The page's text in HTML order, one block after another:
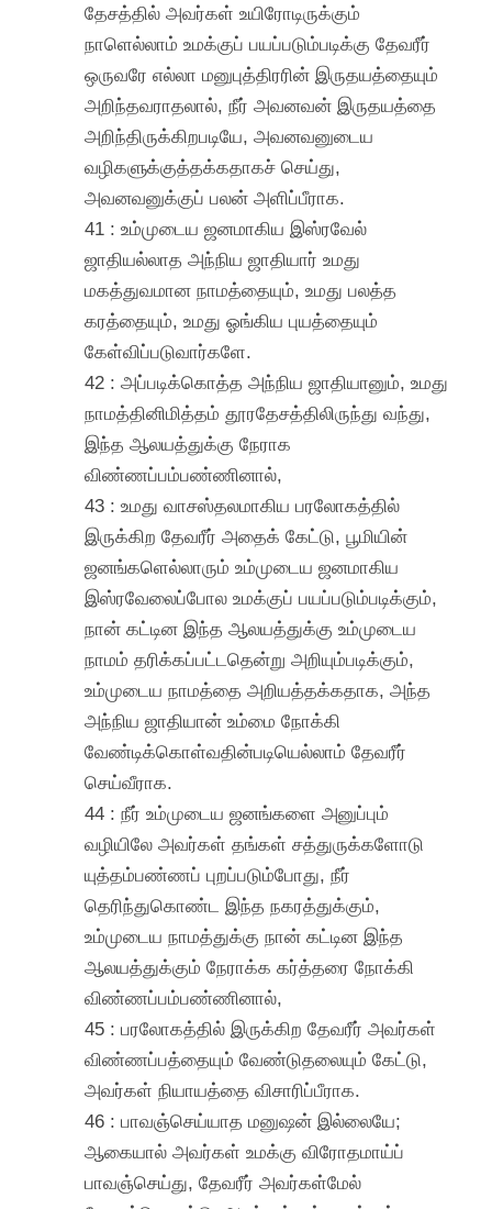
தேசத்தில் அவர்கள் உயிரோடிருக்கும்
நாளெல்லாம் உமக்குப் பயப்படும்படிக்கு தேவரீர்
ஒருவரே எல்லா மனுபுத்திரரின் இருதயத்தையும்
அறிந்தவராதலால், நீர் அவனவன் இருதயத்தை
அறிந்திருக்கிறபடியே, அவனவனுடைய
வழிகளுக்குத்தக்கதாகச் செய்து,
அவனவனுக்குப் பலன் அளிப்பீராக.
41 : உம்முடைய ஜனமாகிய இஸ்ரவேல்
ஜாதியல்லாத அந்நிய ஜாதியார் உமது
மகத்துவமான நாமத்தையும், உமது பலத்த
கரத்தையும், உமது ஓங்கிய புயத்தையும்
கேள்விப்படுவார்களே.
42 : அப்படிக்கொத்த அந்நிய ஜாதியானும், உமது
நாமத்தினிமித்தம் தூரதேசத்திலிருந்து வந்து,
இந்த ஆலயத்துக்கு நேராக
விண்ணப்பம்பண்ணினால்,
43 : உமது வாசஸ்தலமாகிய பரலோகத்தில்
இருக்கிற தேவரீர் அதைக் கேட்டு, பூமியின்
ஜனங்களெல்லாரும் உம்முடைய ஜனமாகிய
இஸ்ரவேலைப்போல உமக்குப் பயப்படும்படிக்கும்,
நான் கட்டின இந்த ஆலயத்துக்கு உம்முடைய
நாமம் தரிக்கப்பட்டதென்று அறியும்படிக்கும்,
உம்முடைய நாமத்தை அறியத்தக்கதாக, அந்த
அந்நிய ஜாதியான் உம்மை நோக்கி
வேண்டிக்கொள்வதின்படியெல்லாம் தேவரீர்
செய்வீராக.
44 : நீர் உம்முடைய ஜனங்களை அனுப்பும்
வழியிலே அவர்கள் தங்கள் சத்துருக்களோடு
யுத்தம்பண்ணப் புறப்படும்போது, நீர்
தெரிந்துகொண்ட இந்த நகரத்துக்கும்,
உம்முடைய நாமத்துக்கு நான் கட்டின இந்த
ஆலயத்துக்கும் நேராக்க கர்த்தரை நோக்கி
விண்ணப்பம்பண்ணினால்,
45 : பரலோகத்தில் இருக்கிற தேவரீர் அவர்கள்
விண்ணப்பத்தையும் வேண்டுதலையும் கேட்டு,
அவர்கள் நியாயத்தை விசாரிப்பீராக.
46 : பாவஞ்செய்யாத மனுஷன் இல்லையே;
ஆகையால் அவர்கள் உமக்கு விரோதமாய்ப்
பாவஞ்செய்து, தேவரீர் அவர்கள்மேல்